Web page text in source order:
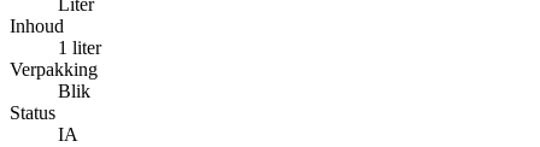
Liter
Inhoud
1 liter
Verpakking
Blik
Status
IA